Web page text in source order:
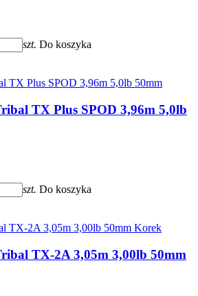
szt. Do koszyka
TX Plus SPOD 3,96m 5,0lb
szt. Do koszyka
TX-2A 3,05m 3,00lb 50mm